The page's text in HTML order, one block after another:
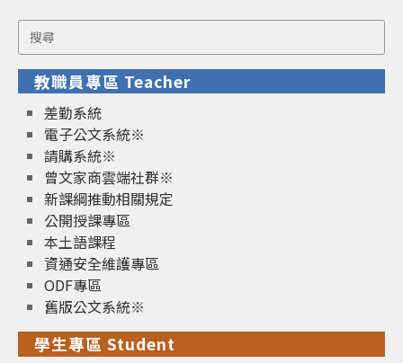
Search
for:
教職員專區 Teacher
差勤系統
電子公文系統※
請購系統※
曾文家商雲端社群※
新課綱推動相關規定
公開授課專區
本土語課程
資通安全維護專區
ODF專區
舊版公文系統※
學生專區 Student